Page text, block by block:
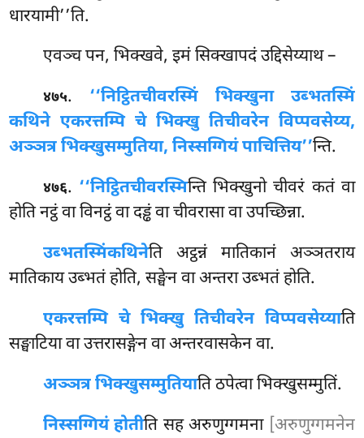
धारयामी’’ति.
एवञ्च पन, भिक्खवे, इमं सिक्खापदं उद्दिसेय्याथ –
४७५. ‘‘निट्ठितचीवरस्मिं भिक्खुना उब्भतस्मिं
कथिने एकरत्तम्पि चे भिक्खु तिचीवरेन विप्पवसेय्य,
अञ्ञत्र भिक्खुसम्मुतिया, निस्सग्गियं पाचित्तिय’’न्ति.
४७६. ‘‘निट्ठितचीवरस्मिन्ति भिक्खुनो चीवरं कतं वा
होति नट्ठं वा विनट्ठं वा दड्ढं वा चीवरासा वा उपच्छिन्ना.
उब्भतस्मिंकथिनेति अट्ठन्नं मातिकानं अञ्ञतराय
मातिकाय उब्भतं होति, सङ्घेन वा अन्तरा उब्भतं होति.
एकरत्तम्पि चे भिक्खु तिचीवरेन विप्पवसेय्याति
सङ्घाटिया वा उत्तरासङ्गेन वा अन्तरवासकेनवा.
अञ्ञत्र भिक्खुसम्मुतियाति ठपेत्वा भिक्खुसम्मुतिं.
निस्सग्गियं होतीति सह अरुणुग्गमना [अरुणुग्गमनेन